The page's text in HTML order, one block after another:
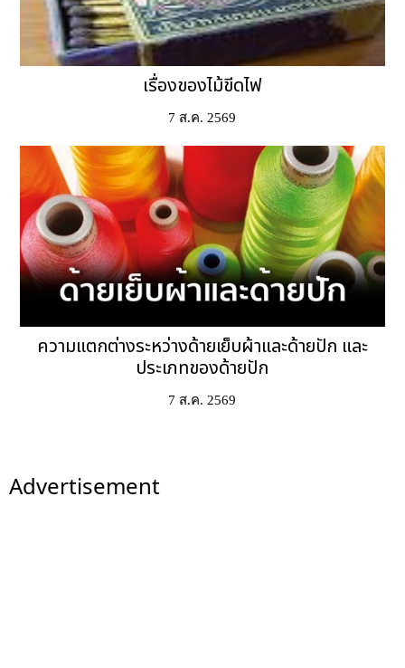
เรื่องของไม้ขีดไฟ
7 ส.ค. 2569
ความแตกต่างระหว่างด้ายเย็บผ้าและด้ายปัก และ
ประเภทของด้ายปัก
7 ส.ค. 2569
Advertisement